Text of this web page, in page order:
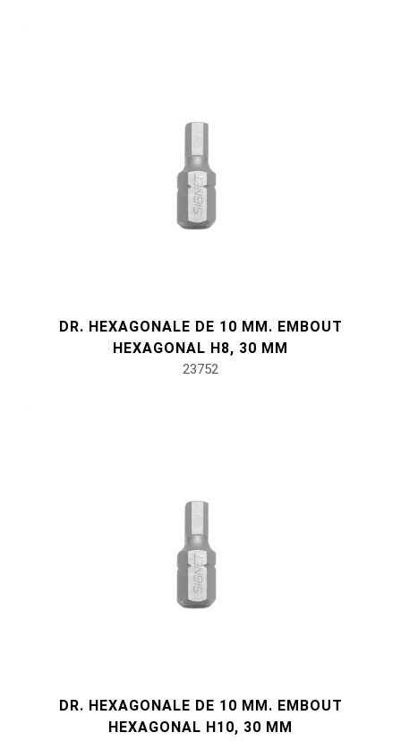
DR. HEXAGONALE DE 10 MM. EMBOUT
HEXAGONAL H8, 30 MM
23752
DR. HEXAGONALE DE 10 MM. EMBOUT
HEXAGONAL H10, 30 MM